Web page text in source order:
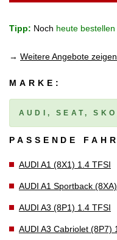
Tipp: Noch heute bestellen
→ Weitere Angebote
MARKE:
AUDI, SEAT,
PASSENDE
AUDI A1 (8X1) 1.4 TFSI
AUDI A1 Sportback
AUDI A3 (8P1) 1.4 TFSI
AUDI A3 Cabriolet (8P7)